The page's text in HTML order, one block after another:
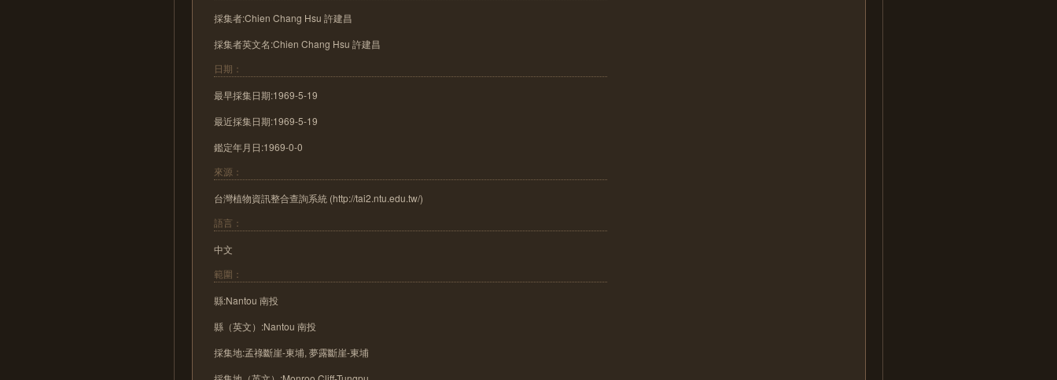
採集者:Chien Chang Hsu 許建昌
採集者英文名:Chien Chang Hsu 許建昌
日期：
最早採集日期:1969-5-19
最近採集日期:1969-5-19
鑑定年月日:1969-0-0
來源：
台灣植物資訊整合查詢系統 (http://tai2.ntu.edu.tw/)
語言：
中文
範圍：
縣:Nantou 南投
縣（英文）:Nantou 南投
採集地:孟祿斷崖-東埔, 夢露斷崖-東埔